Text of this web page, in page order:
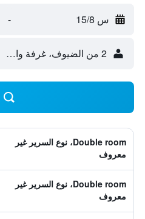
س 15/8 -
2 من الضيوف، غرفة واحدة
Double room، نوع السرير غير
معروف
Double room، نوع السرير غير
معروف